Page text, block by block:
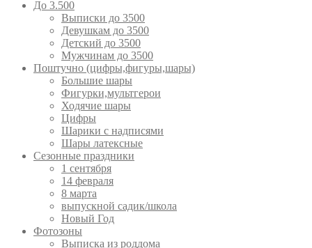
До 3.500
Выписки до 3500
Девушкам до 3500
Детский до 3500
Мужчинам до 3500
Поштучно (цифры,фигуры,шары)
Большие шары
Фигурки,мультгерои
Ходячие шары
Цифры
Шарики с надписями
Шары латексные
Сезонные праздники
1 сентября
14 февраля
8 марта
выпускной садик/школа
Новый Год
Фотозоны
Выписка из роддома